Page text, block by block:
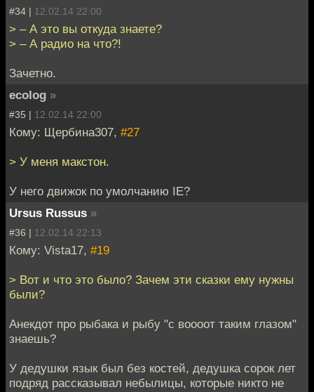
#34 | 12.02.14 22:00
> – А это вы откуда знаете?
> – А радио на что?!
Зачетно.
ecolog »
#35 | 12.02.14 22:00
Кому: Щербина307, #27
> У меня макстон.
У него движок по умолчанию IE?
Ursus Russus »
#36 | 12.02.14 22:13
Кому: Vista17, #19
> Вот и что это было? Зачем эти сказки ему нужны
были?
Анекдот про рыбака и рыбу "с воооот таким глазом"
знаешь?
У дедушки язык был без костей, дедушка сорок лет
подряд рассказывал небылицы, которые никто не